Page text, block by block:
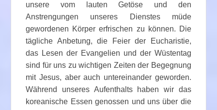
unsere vom lauten Getöse und den
Anstrengungen unseres Dienstes müde
gewordenen Körper erfrischen zu können. Die
tägliche Anbetung, die Feier der Eucharistie,
das Lesen der Evangelien und der Wüstentag
sind für uns zu wichtigen Zeiten der Begegnung
mit Jesus, aber auch untereinander geworden.
Während unseres Aufenthalts haben wir das
koreanische Essen genossen und uns über die